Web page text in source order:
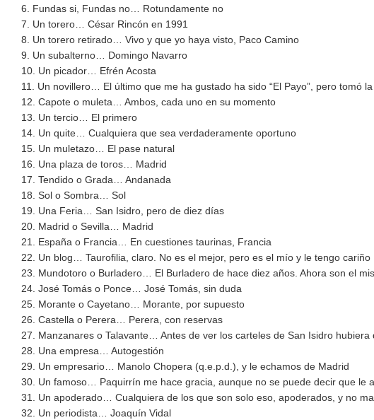
6. Fundas si, Fundas no… Rotundamente no
7. Un torero… César Rincón en 1991
8. Un torero retirado… Vivo y que yo haya visto, Paco Camino
9. Un subalterno… Domingo Navarro
10. Un picador… Efrén Acosta
11. Un novillero… El último que me ha gustado ha sido “El Payo”, pero tomó
12. Capote o muleta… Ambos, cada uno en su momento
13. Un tercio… El primero
14. Un quite… Cualquiera que sea verdaderamente oportuno
15. Un muletazo… El pase natural
16. Una plaza de toros… Madrid
17. Tendido o Grada… Andanada
18. Sol o Sombra… Sol
19. Una Feria… San Isidro, pero de diez días
20. Madrid o Sevilla… Madrid
21. España o Francia… En cuestiones taurinas, Francia
22. Un blog… Taurofilia, claro. No es el mejor, pero es el mío y le tengo cariño
23. Mundotoro o Burladero… El Burladero de hace diez años. Ahora son el
24. José Tomás o Ponce… José Tomás, sin duda
25. Morante o Cayetano… Morante, por supuesto
26. Castella o Perera… Perera, con reservas
27. Manzanares o Talavante… Antes de ver los carteles de San Isidro
28. Una empresa… Autogestión
29. Un empresario… Manolo Chopera (q.e.p.d.), y le echamos de Madrid
30. Un famoso… Paquirrín me hace gracia, aunque no se puede decir que le
31. Un apoderado… Cualquiera de los que son solo eso, apoderados, y no
32. Un periodista… Joaquín Vidal